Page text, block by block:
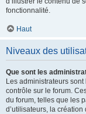
fonctionnalité.
Haut
Niveaux des
Que sont les
Les administrateurs
contrôle sur le forum.
du forum, telles que les
d’utilisateurs, la